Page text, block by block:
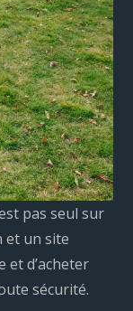
pas seul sur
et un site
et d’acheter
sécurité.